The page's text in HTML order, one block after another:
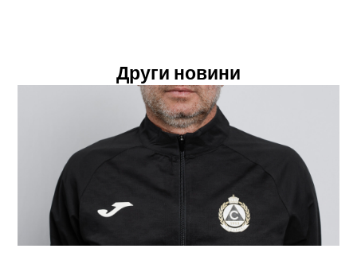
Други новини